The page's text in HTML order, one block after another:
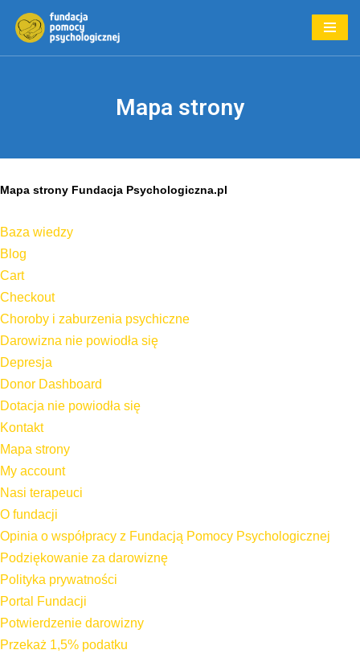
Przejdź
Mapa strony
Mapa strony Fundacja Psychologiczna.pl
Baza wiedzy
Blog
Cart
Checkout
Choroby i zaburzenia psychiczne
Darowizna nie powiodła się
Depresja
Donor Dashboard
Dotacja nie powiodła się
Kontakt
Mapa strony
My account
Nasi terapeuci
O fundacji
Opinia o współpracy z Fundacją Pomocy Psychologicznej
Podziękowanie za darowiznę
Polityka prywatności
Portal Fundacji
Potwierdzenie darowizny
Przekaż 1,5% podatku